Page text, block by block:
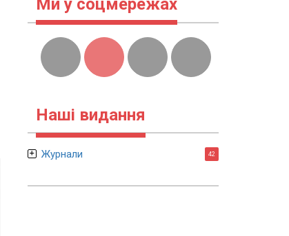
Ми у соцмережах
Наші видання
Журнали 42